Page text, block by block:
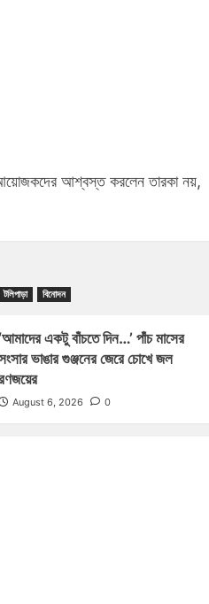
আশ্বস্ত করলেন তারকা নয়,
টলিপাড়া বিনোদন
‘আমাদের একটু বাঁচতে দিন…’ পাঁচ মাসের
ভাঙার গুঞ্জনের জেরে চোখে জল
August 6, 2026 0